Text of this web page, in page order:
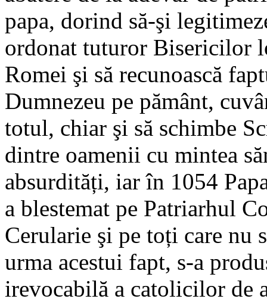
papa, dorind să-şi
ordonat tuturor Bisericilor
Romei şi să recunoască
Dumnezeu pe pământ,
totul, chiar şi să schimbe
dintre oamenii cu mintea
absurdități, iar în 1054
a blestemat pe Patriarhul
Cerularie şi pe toți care nu
urma acestui fapt, s-a
irevocabilă a catolicilor de